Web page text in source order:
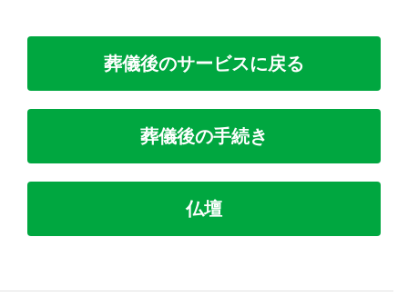
葬儀後のサービスに戻る
葬儀後の手続き
仏壇